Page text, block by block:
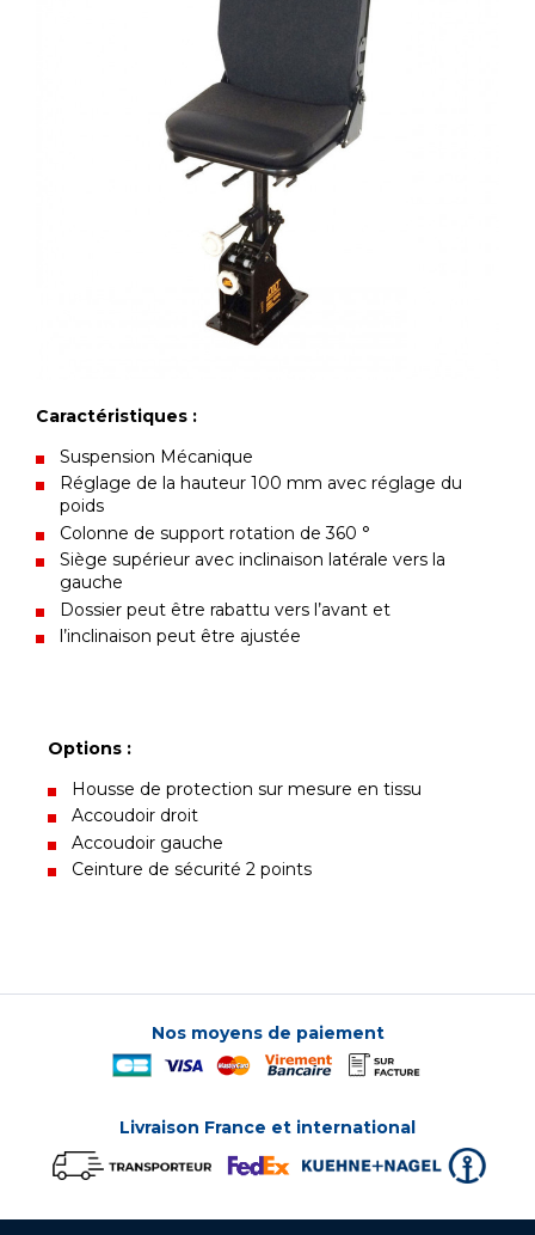
Caractéristiques :
Suspension Mécanique
Réglage de la hauteur 100 mm avec réglage du
poids
Colonne de support rotation de 360 °
Siège supérieur avec inclinaison latérale vers la
gauche
Dossier peut être rabattu vers l’avant et
l’inclinaison peut être ajustée
Options :
Housse de protection sur mesure en tissu
Accoudoir droit
Accoudoir gauche
Ceinture de sécurité 2 points
Nos moyens de paiement
Livraison France et international